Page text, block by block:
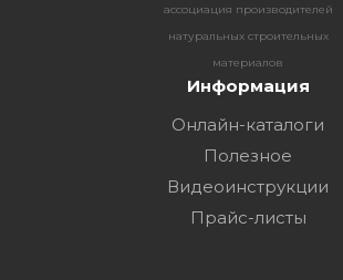
ассоциация производителей
натуральных строительных
материалов
Информация
Онлайн-каталоги
Полезное
Видеоинструкции
Прайс-листы